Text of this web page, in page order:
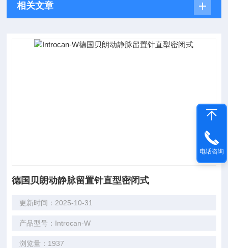
相关文章
德国贝朗动静脉留置针直型密闭式
更新时间：2025-10-31
产品型号：Introcan-W
浏览量：1937
电话咨询